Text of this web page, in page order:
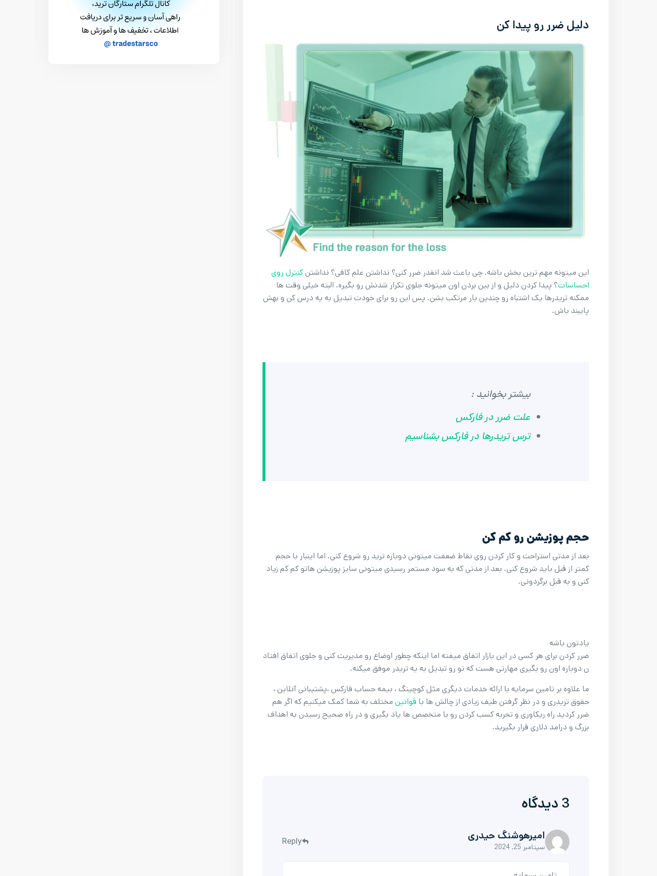
دلیل ضرر رو پیدا کن
این میتونه مهم ترین بخش باشه. چی باعث شد انقدر ضرر کنی؟ نداشتن علم کافی؟ نداشتنکنترل روی
احساسات؟ پیدا کردن دلیل و از بین بردن اون میتونه جلوی تکرار شدنش رو بگیره. البته خیلی وقت ها
ممکنه تریدرها یک اشتباه رو چندین بار مرتکب بشن. پس این رو برای خودت تبدیل به یه درس کن و بهش
پایبند باش.
بیشتر بخوانید :
علت ضرر در فارکس
ترس تریدرها در فارکس بشناسیم
حجم پوزیشن رو کم کن
بعد از مدتی استراحت و کار کردن روی نقاط ضعفت میتونی دوباره ترید رو شروع کنی. اما اینبار با حجم
کمتر از قبل باید شروع کنی. بعد از مدتی که به سود مستمر رسیدی میتونی سایز پوزیشن هاتو کم کم زیاد
کنی و به قبل برگردونی.
یادتون باشه
ضرر کردن برای هر کسی در این بازار اتفاق میفته اما اینکه چطور اوضاع رو مدیریت کنی و جلوی اتفاق افتاد
ن دوباره اون رو بگیری مهارتی هست که تو رو تبدیل به یه تریدر موفق میکنه.
ما علاوه بر تامین سرمایه با ارائه خدمات دیگری مثل کوچینگ ، بیمه حساب فارکس ،پشتیبانی آنلاین ،
حقوق تریدری و در نظر گرفتن طیف زیادی از چالش ها با قوانین مختلف به شما کمک میکنیم که اگر هم
ضرر کردید راه ریکاوری و تجربه کسب کردن رو با متخصص ها یاد بگیری و در راه صحیح رسیدن به اهداف
بزرگ و درامد دلاری قرار بگیرید.
3 دیدگاه
امیرهوشنگ حیدری
سپتامبر 25, 2024 Reply